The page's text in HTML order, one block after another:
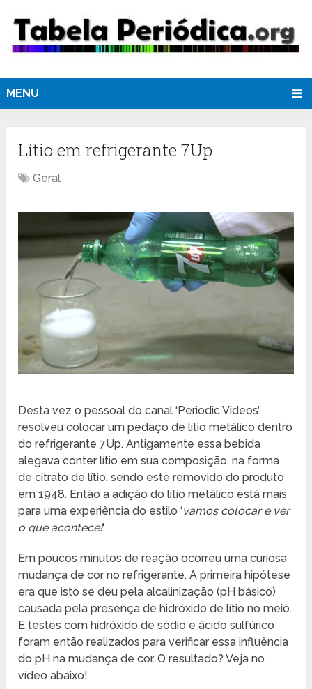
MENU
Lítio em refrigerante 7Up
Geral
Desta vez o pessoal do canal ‘Periodic Videos’
resolveu colocar um pedaço de lítio metálico dentro
do refrigerante 7Up. Antigamente essa bebida
alegava conter lítio em sua composição, na forma
de citrato de lítio, sendo este removido do produto
em 1948. Então a adição do lítio metálico está mais
para uma experiência do estilo ‘vamos colocar e ver
o que acontece!‘.
Em poucos minutos de reação ocorreu uma curiosa
mudança de cor no refrigerante. A primeira hipótese
era que isto se deu pela alcalinização (pH básico)
causada pela presença de hidróxido de lítio no meio.
E testes com hidróxido de sódio e ácido sulfúrico
foram então realizados para verificar essa influência
do pH na mudança de cor. O resultado? Veja no
vídeo abaixo!